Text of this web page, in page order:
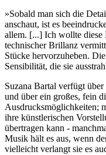
»Sobald man sich die
anschaut, ist es
allem. [...] Ich wollte diese
technischer Brillanz
Stücke hervorzuheben.
Sensibilität, die sie
Suzana Bartal verfügt
und über ein großes, fein
Ausdrucksmöglichkeiten;
ihre künstlerischen
übertragen kann -
Musik hält es aus, wenn
vielleicht verlangt sie es